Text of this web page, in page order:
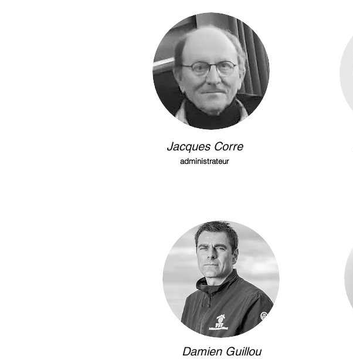
Jacques Corre
administrateur
Damien Guillou